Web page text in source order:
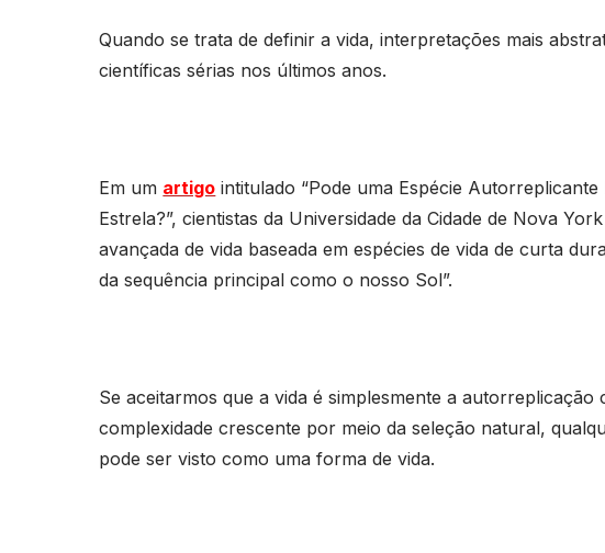
Quando se trata de definir a vida, interpretações mais
científicas sérias nos últimos anos.
Em um artigo intitulado “Pode uma Espécie
Estrela?”, cientistas da Universidade da Cidade de Nova
avançada de vida baseada em espécies de vida de curta
da sequência principal como o nosso Sol”.
Se aceitarmos que a vida é simplesmente a autorreplicação
complexidade crescente por meio da seleção natural,
pode ser visto como uma forma de vida.